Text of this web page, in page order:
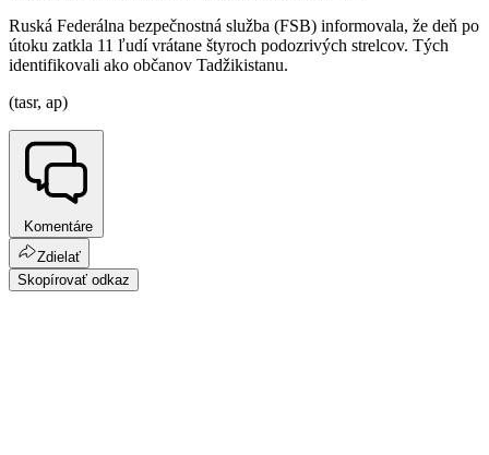
Ruská Federálna bezpečnostná služba (FSB) informovala, že deň po
útoku zatkla 11 ľudí vrátane štyroch podozrivých strelcov. Tých
identifikovali ako občanov Tadžikistanu.
(tasr, ap)
Komentáre
Zdielať
Skopírovať odkaz